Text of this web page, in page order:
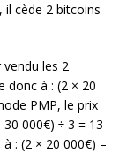
il cède 2 bitcoins
les 2
donc à : (2 × 20
PMP, le prix
000€) ÷ 3 = 13
: (2 × 20 000€) –